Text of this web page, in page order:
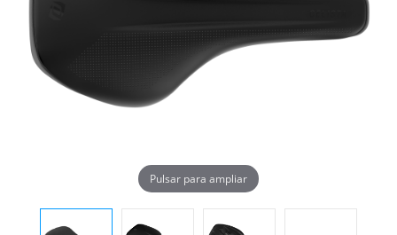
Pulsar para ampliar